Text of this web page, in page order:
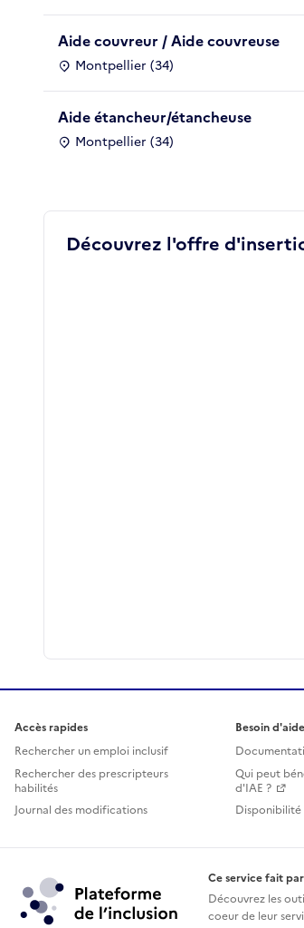
Aide couvreur / Aide couvreuse
Montpellier (34)
Aide étancheur/étancheuse
Montpellier (34)
Découvrez l'offre
Accès rapides
Rechercher un emploi inclusif
Rechercher des prescripteurs
habilités
Journal des modifications
Besoin
Qui peut
d'IAE ?
Disponibilité
Ce service fait
Découvrez les
coeur de leur